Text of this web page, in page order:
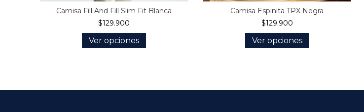
Camisa Fill And Fill Slim Fit Blanca
$129.900
Ver opciones
Camisa Espinita TPX Negra
$129.900
Ver opciones